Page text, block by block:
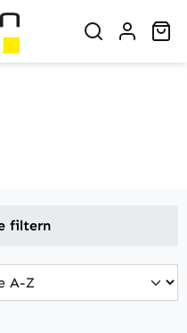
filtern